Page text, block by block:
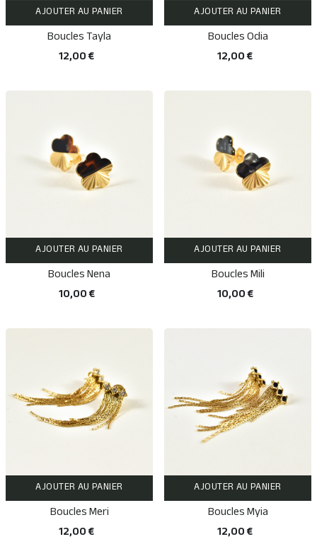
AJOUTER AU PANIER
Boucles Tayla
12,00 €
AJOUTER AU PANIER
Boucles Odia
12,00 €
AJOUTER AU PANIER
Boucles Nena
10,00 €
AJOUTER AU PANIER
Boucles Mili
10,00 €
AJOUTER AU PANIER
Boucles Meri
12,00 €
AJOUTER AU PANIER
Boucles Myia
12,00 €